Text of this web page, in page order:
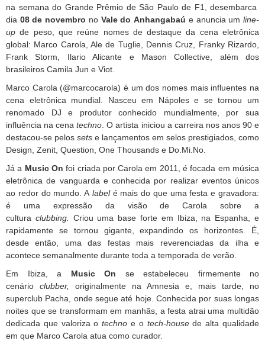
na semana do Grande Prêmio de São Paulo de F1, desembarca
dia 08 de novembro no Vale do Anhangabaú e anuncia umline-
up de peso, que reúne nomes de destaque da cena eletrônica
global: Marco Carola, Ale de Tuglie, Dennis Cruz, Franky Rizardo,
Frank Storm, Ilario Alicante e Mason Collective, além dos
brasileiros Camila Jun e Viot.
Marco Carola (@marcocarola) é um dos nomes mais influentes na
cena eletrônica mundial. Nasceu em Nápoles e se tornou um
renomado DJ e produtor conhecido mundialmente, por sua
influência na cenatechno . O artista iniciou a carreira nos anos 90 e
destacou-se pelos sets e lançamentos em selos prestigiados, como
Design, Zenit, Question, One Thousands e Do.Mi.No.
Já a Music Onfoi criada por Carola em 2011, é focada em música
eletrônica de vanguarda e conhecida por realizar eventos únicos
ao redor do mundo. A label é mais do que uma festa e gravadora:
é uma expressão da visão de Carola sobre a
cultura clubbing.
Criou uma base forte em Ibiza, na Espanha, e
rapidamente se tornou gigante, expandindo os horizontes. É,
desde então, uma das festas mais reverenciadas da ilha e
acontece semanalmente durante toda a temporada de verão.
Em Ibiza, a Music On se estabeleceu firmemente no
cenário clubber,
originalmente na Amnesia e, mais tarde, no
superclub Pacha, onde segue até hoje. Conhecida por suas longas
noites que se transformam em manhãs, a festa atrai uma multidão
dedicada que valoriza otechnoe o tech-housede alta qualidade
em que Marco Carola atua como curador.